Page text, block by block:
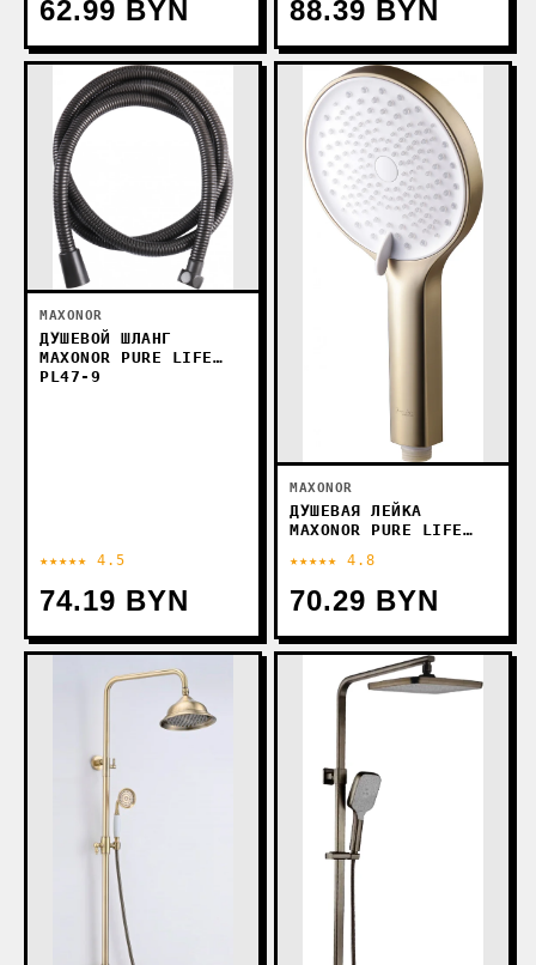
62.99 BYN 88.39 BYN
MAXONOR
ДУШЕВОЙ ШЛАНГ
MAXONOR PURE LIFE
PL47-9
★★★★★ 4.5
74.19 BYN
MAXONOR
ДУШЕВАЯ ЛЕЙКА
MAXONOR PURE LIFE
★★★★★ 4.8
70.29 BYN